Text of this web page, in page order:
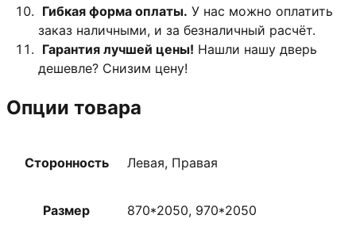
Гибкая форма оплаты. У нас можно оплатить
заказ наличными, и за безналичный расчёт.
Гарантия лучшей цены! Нашли нашу дверь
дешевле? Снизим цену!
Опции товара
Сторонность Левая, Правая
Размер 870*2050, 970*2050